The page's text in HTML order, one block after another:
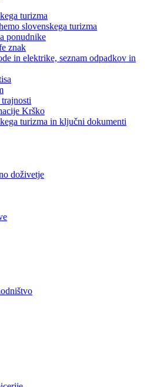
turizma
slovenskega turizma
ponudnike
znak
in elektrike, seznam odpadkov in
Krško
turizma in ključni dokumenti
doživetje